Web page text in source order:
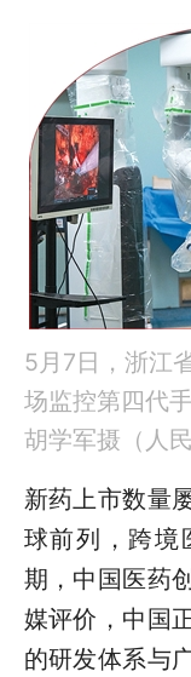
5月7日，浙江
场监控第四代
胡学军摄（人民
新药上市数量
球前列，跨
期，中国医药
媒评价，中国
的研发体系与